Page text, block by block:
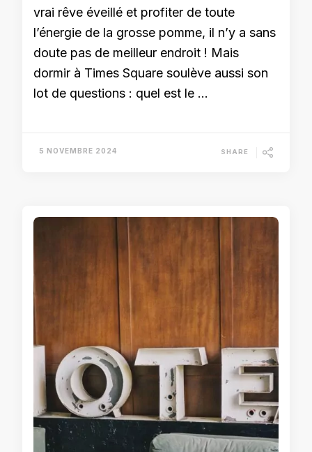
vrai rêve éveillé et profiter de toute
l’énergie de la grosse pomme, il n’y a sans
doute pas de meilleur endroit ! Mais
dormir à Times Square soulève aussi son
lot de questions : quel est le …
5 NOVEMBRE 2024 SHARE